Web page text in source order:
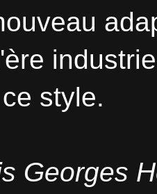
style.
Georges